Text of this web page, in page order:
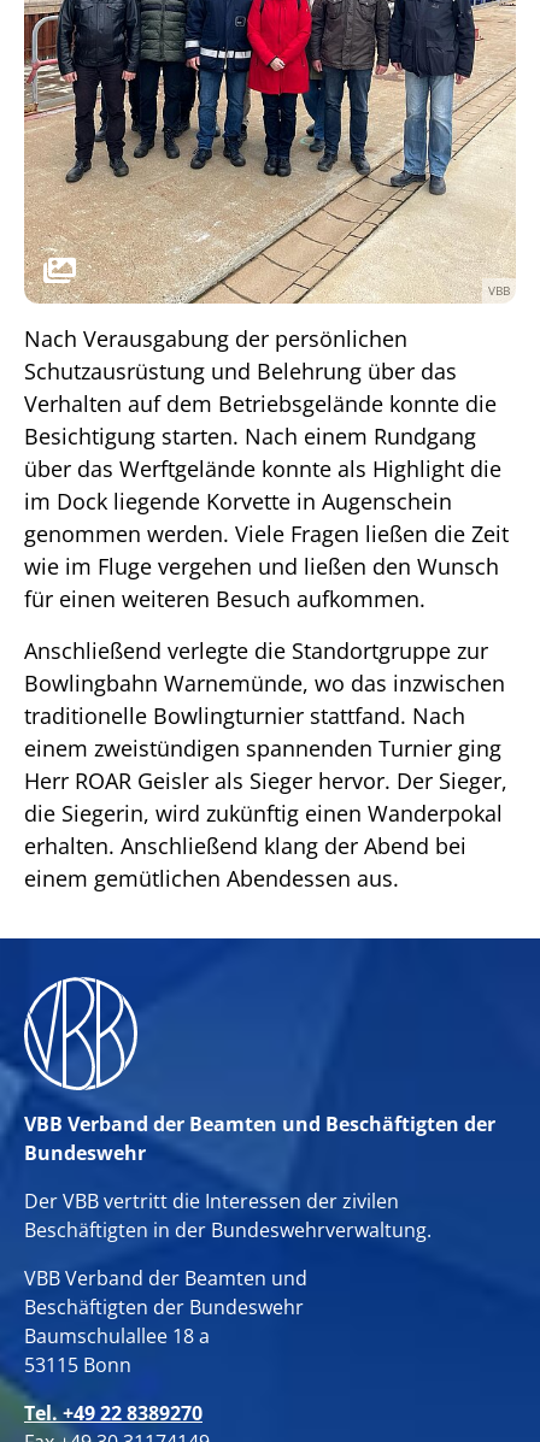
VBB
Nach Verausgabung der persönlichen
Schutzausrüstung und Belehrung über das
Verhalten auf dem Betriebsgelände konnte die
Besichtigung starten. Nach einem Rundgang
über das Werftgelände konnte als Highlight die
im Dock liegende Korvette in Augenschein
genommen werden. Viele Fragen ließen die Zeit
wie im Fluge vergehen und ließen den Wunsch
für einen weiteren Besuch aufkommen.
Anschließend verlegte die Standortgruppe zur
Bowlingbahn Warnemünde, wo das inzwischen
traditionelle Bowlingturnier stattfand. Nach
einem zweistündigen spannenden Turnier ging
Herr ROAR Geisler als Sieger hervor. Der Sieger,
die Siegerin, wird zukünftig einen Wanderpokal
erhalten. Anschließend klang der Abend bei
einem gemütlichen Abendessen aus.
VBB Verband der Beamten und Beschäftigten der
Bundeswehr
Der VBB vertritt die Interessen der zivilen
Beschäftigten in der Bundeswehrverwaltung.
VBB Verband der Beamten und
Beschäftigten der Bundeswehr
Baumschulallee 18 a
53115 Bonn
Tel. +49 22 8389270